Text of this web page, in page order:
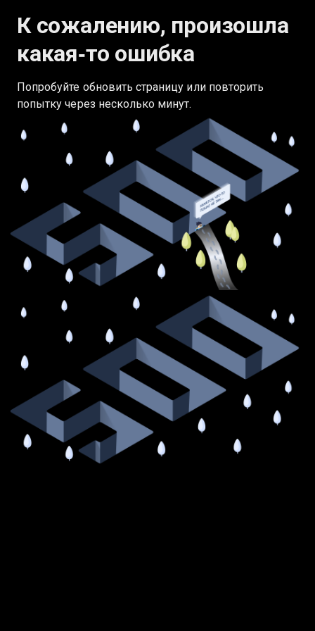
К сожалению, произошла
какая‑то ошибка
Попробуйте обновить страницу или повторить
попытку через несколько минут.